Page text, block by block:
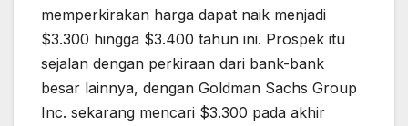
memperkirakan harga dapat naik menjadi
$3.300 hingga $3.400 tahun ini. Prospek itu
sejalan dengan perkiraan dari bank-bank
besar lainnya, dengan Goldman Sachs Group
Inc. sekarang mencari $3.300 pada akhir